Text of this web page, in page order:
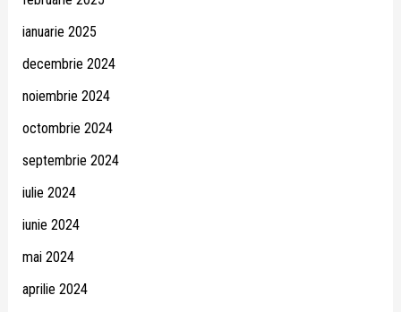
ianuarie 2025
decembrie 2024
noiembrie 2024
octombrie 2024
septembrie 2024
iulie 2024
iunie 2024
mai 2024
aprilie 2024